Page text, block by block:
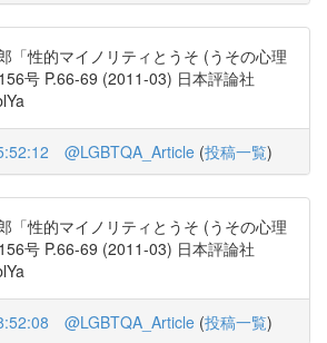
「性的マイノリティとうそ (うその心理
号 P.66-69 (2011-03) 日本評論社
@LGBTQA_Article (投稿一覧)
「性的マイノリティとうそ (うその心理
号 P.66-69 (2011-03) 日本評論社
@LGBTQA_Article (投稿一覧)